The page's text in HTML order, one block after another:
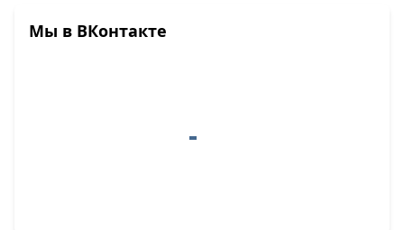
Мы в ВКонтакте